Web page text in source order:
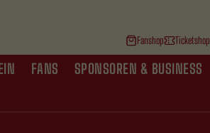
Fanshop Ticketshop
FANS SPONSOREN & BUSINESS